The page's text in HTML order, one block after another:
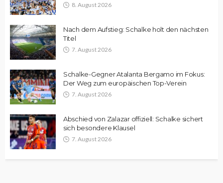
8. August 2026
Nach dem Aufstieg: Schalke holt den nächsten
Titel
7. August 2026
Schalke-Gegner Atalanta Bergamo im Fokus:
Der Weg zum europäischen Top-Verein
7. August 2026
Abschied von Zalazar offiziell: Schalke sichert
sich besondere Klausel
7. August 2026